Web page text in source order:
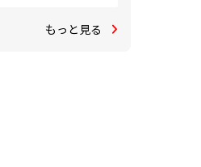
もっと見る